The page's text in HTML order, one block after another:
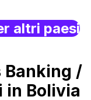
altri paesi
Banking /
in Bolivia